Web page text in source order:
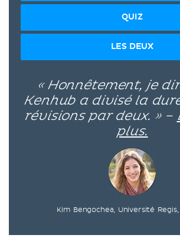
QUIZ
LES DEUX
« Honnêtement, je
Kenhub a divisé la
révisions par deux. » –
plus.
Kim Bengochea, Université